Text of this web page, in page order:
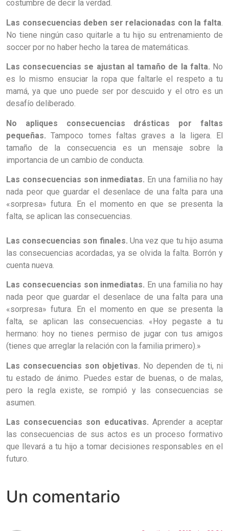
costumbre de decir la verdad.
Las consecuencias deben ser relacionadas con la falta.
No tiene ningún caso quitarle a tu hijo su entrenamiento de
soccer por no haber hecho la tarea de matemáticas.
Las consecuencias se ajustan al tamaño de la falta. No
es lo mismo ensuciar la ropa que faltarle el respeto a tu
mamá, ya que uno puede ser por descuido y el otro es un
desafío deliberado.
No apliques consecuencias drásticas por faltas
pequeñas.Tampoco tomes faltas graves a la ligera. El
tamaño de la consecuencia es un mensaje sobre la
importancia de un cambio de conducta.
Las consecuencias son inmediatas. En una familia no hay
nada peor que guardar el desenlace de una falta para una
«sorpresa» futura. En el momento en que se presenta la
falta, se aplican las consecuencias.
Las consecuencias son finales. Una vez que tu hijo asuma
las consecuencias acordadas, ya se olvida la falta. Borrón y
cuenta nueva.
Las consecuencias son inmediatas. En una familia no hay
nada peor que guardar el desenlace de una falta para una
«sorpresa» futura. En el momento en que se presenta la
falta, se aplican las consecuencias. «Hoy pegaste a tu
hermano: hoy no tienes permiso de jugar con tus amigos
(tienes que arreglar la relación con la familia primero).»
Las consecuencias son objetivas. No dependen de ti, ni
tu estado de ánimo. Puedes estar de buenas, o de malas,
pero la regla existe, se rompió y las consecuencias se
asumen.
Las consecuencias son educativas. Aprender a aceptar
las consecuencias de sus actos es un proceso formativo
que llevará a tu hijo a tomar decisiones responsables en el
futuro.
Un comentario